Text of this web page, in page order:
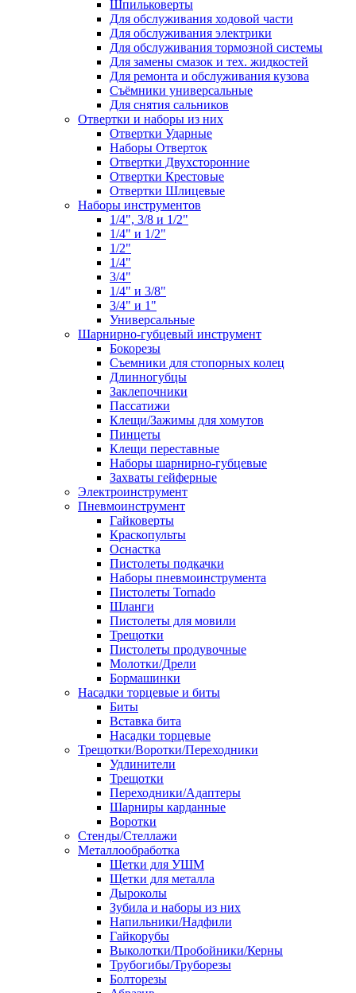
Шпильковерты
Для обслуживания ходовой части
Для обслуживания электрики
Для обслуживания тормозной системы
Для замены смазок и тех. жидкостей
Для ремонта и обслуживания кузова
Съёмники универсальные
Для снятия сальников
Отвертки и наборы из них
Отвертки Ударные
Наборы Отверток
Отвертки Двухсторонние
Отвертки Крестовые
Отвертки Шлицевые
Наборы инструментов
1/4", 3/8 и 1/2"
1/4" и 1/2"
1/2"
1/4"
3/4"
1/4" и 3/8"
3/4" и 1"
Универсальные
Шарнирно-губцевый инструмент
Бокорезы
Съемники для стопорных колец
Длинногубцы
Заклепочники
Пассатижи
Клещи/Зажимы для хомутов
Пинцеты
Клещи переставные
Наборы шарнирно-губцевые
Захваты гейферные
Электроинструмент
Пневмоинструмент
Гайковерты
Краскопульты
Оснастка
Пистолеты подкачки
Наборы пневмоинструмента
Пистолеты Tornado
Шланги
Пистолеты для мовили
Трещотки
Пистолеты продувочные
Молотки/Дрели
Бормашинки
Насадки торцевые и биты
Биты
Вставка бита
Насадки торцевые
Трещотки/Воротки/Переходники
Удлинители
Трещотки
Переходники/Адаптеры
Шарниры карданные
Воротки
Стенды/Стеллажи
Металлообработка
Щетки для УШМ
Щетки для металла
Дыроколы
Зубила и наборы из них
Напильники/Надфили
Гайкорубы
Выколотки/Пробойники/Керны
Трубогибы/Труборезы
Болторезы